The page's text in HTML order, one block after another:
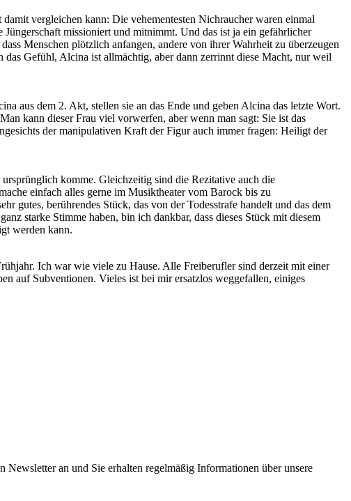
vergleichen kann: Die vehementesten Nichraucher waren einmal
missioniert und mitnimmt. Und das ist ja ein gefährlicher
Menschen plötzlich anfangen, andere von ihrer Wahrheit zu überzeugen
Gefühl, Alcina ist allmächtig, aber dann zerrinnt diese Macht, nur weil
aus dem 2. Akt, stellen sie an das Ende und geben Alcina das letzte Wort.
kann dieser Frau viel vorwerfen, aber wenn man sagt: Sie ist das
der manipulativen Kraft der Figur auch immer fragen: Heiligt der
komme. Gleichzeitig sind die Rezitative auch die
einfach alles gerne im Musiktheater vom Barock bis zu
gutes, berührendes Stück, das von der Todesstrafe handelt und das dem
starke Stimme haben, bin ich dankbar, dass dieses Stück mit diesem
werden kann.
Ich war wie viele zu Hause. Alle Freiberufler sind derzeit mit einer
auf Subventionen. Vieles ist bei mir ersatzlos weggefallen, einiges
an und Sie erhalten regelmäßig Informationen über unsere